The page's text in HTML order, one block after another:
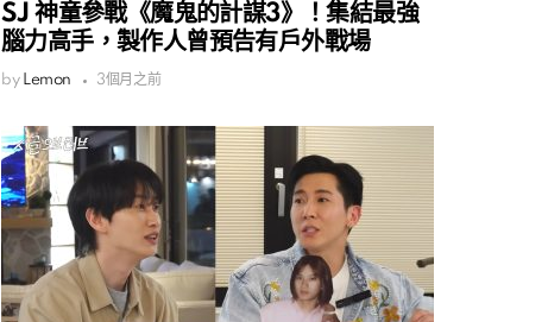
SJ 神童參戰《魔鬼的計謀3》！集結最強
腦力高手，製作人曾預告有戶外戰場
by Lemon 3個月之前